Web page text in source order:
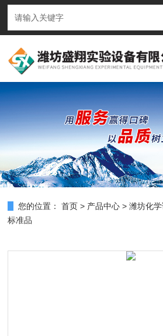
您的位置： 首页 > 产品中心 >潍坊化学
标准品